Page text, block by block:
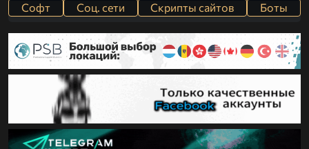
Софт
Cоц. сети Скрипты сайтов Боты